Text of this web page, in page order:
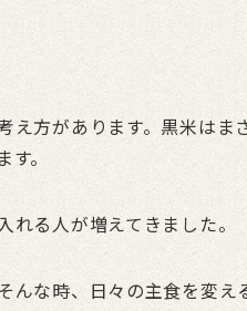
え方があります。黒米はま
。
る人が増えてきました。
な時、日々の主食を変え